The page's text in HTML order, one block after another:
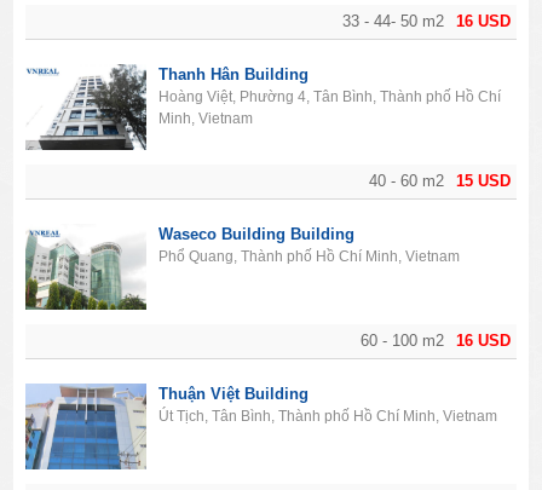
16 USD
33 - 44- 50 m2
15 USD
40 - 60 m2
Thanh Hân Building
Hoàng Việt, Phường 4, Tân Bình, Thành phố Hồ Chí
Minh, Vietnam
16 USD
60 - 100 m2
Waseco Building Building
Phổ Quang, Thành phố Hồ Chí Minh, Vietnam
Thuận Việt Building
Út Tịch, Tân Bình, Thành phố Hồ Chí Minh, Vietnam